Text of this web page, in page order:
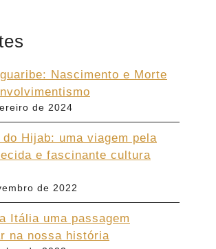
Nascimento e Morte
de 2024
do Hijab: uma viagem pela
e fascinante cultura
de 2022
Itália uma passagem
na nossa história